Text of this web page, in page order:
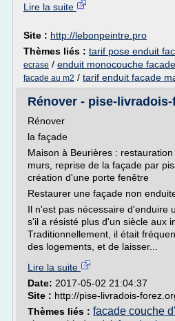
Lire la suite
Site : http://lebonpeintre.pro
Thèmes liés : tarif pose enduit
ecrase / enduit monocouche
facade au m2 / tarif enduit facade
Rénover - pise-
Rénover
la façade
Maison à Beurières :
murs, reprise de la façade par
création d'une porte fenêtre
Restaurer une façade non
Il n'est pas nécessaire d'enduire
s'il a résisté plus d'un siècle aux
Traditionnellement, il était
des logements, et de laisser...
Lire la suite
Date: 2017-05-02 21:04:37
Site : http://pise-livradois-
Thèmes liés : facade couche